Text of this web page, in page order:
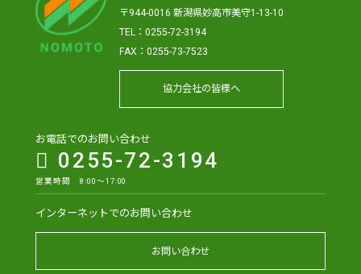
〒944-0016 新潟県妙高市美守1-13-10
TEL：0255-72-3194
FAX：0255-73-7523
協力会社の皆様へ
お電話でのお問い合わせ
0255-72-3194
営業時間 8:00～17:00
インターネットでのお問い合わせ
お問い合わせ